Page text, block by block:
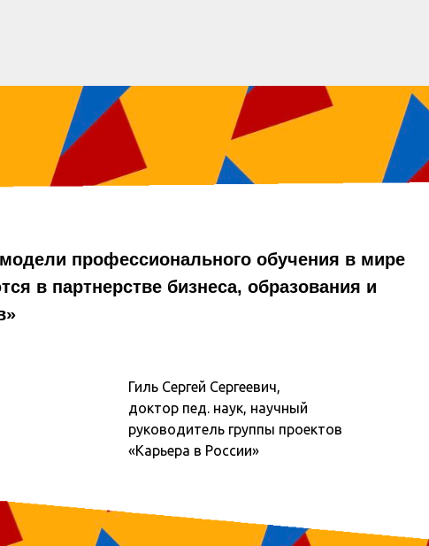
Наше дело
постоянное
граница
внедрения
профессионального обучения в мире
в партнерстве бизнеса, образования и
Гиль Сергей Сергеевич,
доктор пед. наук, научный
руководитель группы проектов
«Карьера в России»